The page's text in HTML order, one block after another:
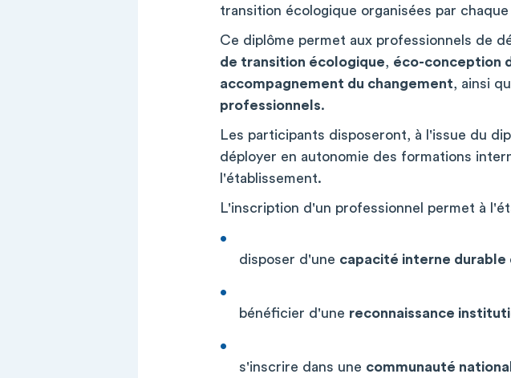
transition écologique organisées par
Ce diplôme permet aux professionnels de
de transition écologique, éco-conception
accompagnement du changement, ainsi
professionnels.
Les participants disposeront, à l'issue du
déployer en autonomie des formations
l'établissement.
L'inscription d'un professionnel permet à
disposer d'une capacité interne
bénéficier d'une reconnaissance
s'inscrire dans une communauté